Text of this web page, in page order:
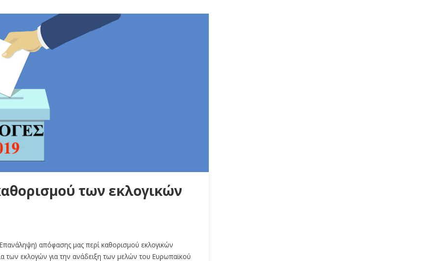
των εκλογικών
απόφασης μας περί καθορισμού εκλογικών
των εκλογών για την ανάδειξη των μελών του Ευρωπαϊκού